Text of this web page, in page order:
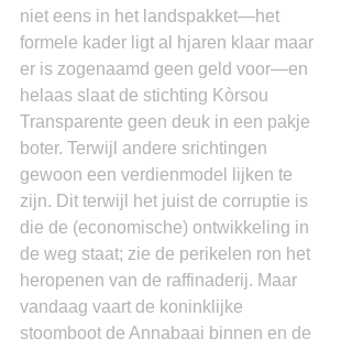
niet eens in het landspakket―het
formele kader ligt al hjaren klaar maar
er is zogenaamd geen geld voor―en
helaas slaat de stichting Kòrsou
Transparente geen deuk in een pakje
boter. Terwijl andere srichtingen
gewoon een verdienmodel lijken te
zijn. Dit terwijl het juist de corruptie is
die de (economische) ontwikkeling in
de weg staat; zie de perikelen ron het
heropenen van de raffinaderij. Maar
vandaag vaart de koninklijke
stoomboot de Annabaai binnen en de